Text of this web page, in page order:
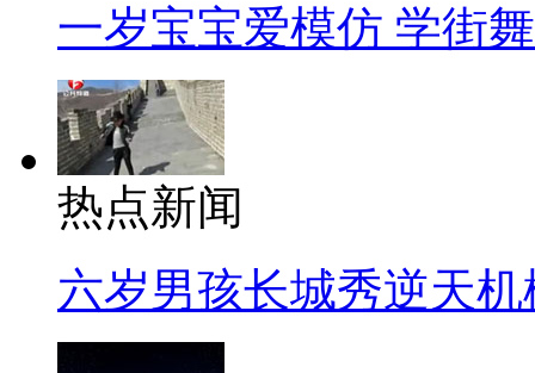
一岁宝宝爱模仿 学街
热点新闻
六岁男孩长城秀逆天机